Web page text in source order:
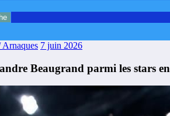
7 juin 2026
Beaugrand parmi les stars